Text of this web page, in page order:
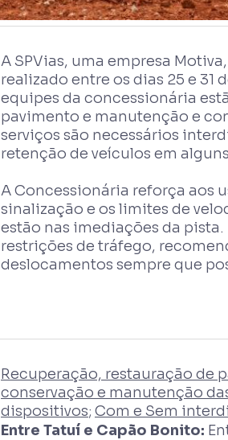
A SPVias, uma empresa
realizado entre os dias 25 e 31
equipes da concessionária
pavimento e manutenção e
serviços são necessários
retenção de veículos em
A Concessionária reforça aos
sinalização e os limites de
estão nas imediações da
restrições de tráfego,
deslocamentos sempre que
Recuperação, restauração de
conservação e manutenção
dispositivos; Com e Sem
Entre Tatuí e Capão Bonito: